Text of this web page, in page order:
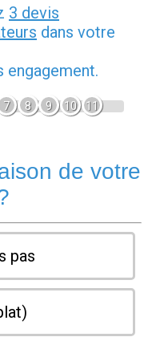
3 devis
dans votre
engagement.
7 8 9 10 11
de votre
pas